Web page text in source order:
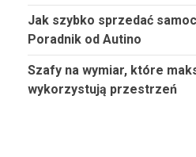
Jak szybko sprzedać
Poradnik od Autino
Szafy na wymiar, które
wykorzystują przestrzeń